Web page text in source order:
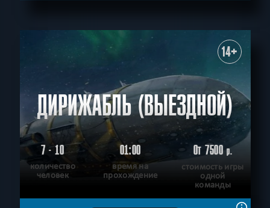
14+
ДИРИЖАБЛЬ (ВЫЕЗДНОЙ)
7 - 10
количество
человек
01:00
время на
прохождение
От 7500р.
стоимость игры
одной
команды